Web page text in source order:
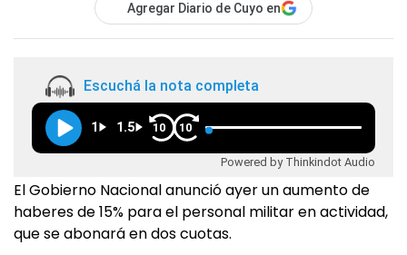
Agregar Diario de Cuyo en
Escuchá la nota completa
1 1.5 10 10
Powered by Thinkindot Audio
El Gobierno Nacional anunció ayer un aumento de
haberes de 15% para el personal militar en actividad,
que se abonará en dos cuotas.